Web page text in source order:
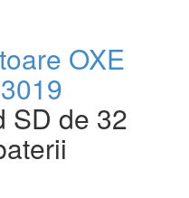
OXE
SD de 32